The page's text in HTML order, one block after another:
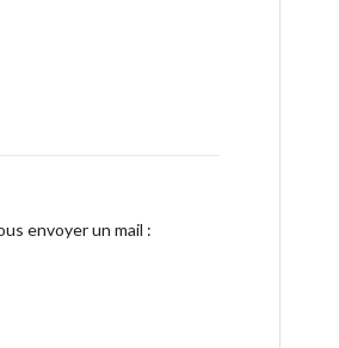
envoyer un mail :